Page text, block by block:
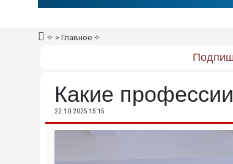
✧ > Главное ✧
Какие
22.10.2025 15:15